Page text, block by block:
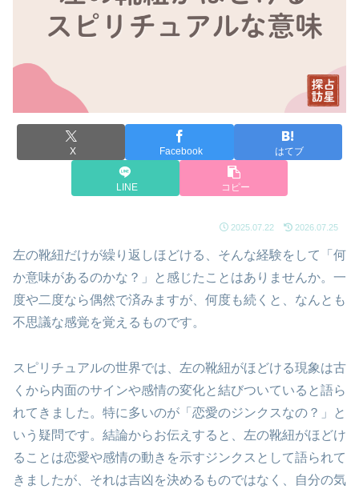
X Facebook はてブ
LINE コピー
2025.07.22 2026.07.25
左の靴紐だけが繰り返しほどける、そんな経験をして「何
か意味があるのかな？」と感じたことはありませんか。一
度や二度なら偶然で済みますが、何度も続くと、なんとも
不思議な感覚を覚えるものです。
スピリチュアルの世界では、左の靴紐がほどける現象は古
くから内面のサインや感情の変化と結びついていると語ら
れてきました。特に多いのが「恋愛のジンクスなの？」と
いう疑問です。結論からお伝えすると、左の靴紐がほどけ
ることは恋愛や感情の動きを示すジンクスとして語られて
きましたが、それは吉凶を決めるものではなく、自分の気